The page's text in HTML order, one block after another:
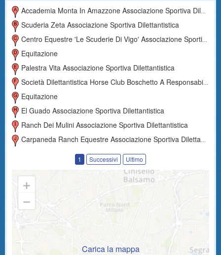
Accademia Monta In Amazzone Associazione Sportiva Dilettantistica
Scuderia Zeta Associazione Sportiva Dilettantistica
Centro Equestre 'le Scuderie Di Vigo' Associazione Sportiva Dilettantistica
Equitazione
Palestra Vita Associazione Sportiva Dilettantistica
Società Dilettantistica Horse Club Boschetto A Responsabilità Limitata
Equitazione
El Guado Associazione Sportiva Dilettantistica
Ranch Dei Mulini Associazione Sportiva Dilettantistica
Carpaneda Ranch Equestre Associazione Sportiva Dilettantistica
1 Successivi Ultimo
Carica la mappa